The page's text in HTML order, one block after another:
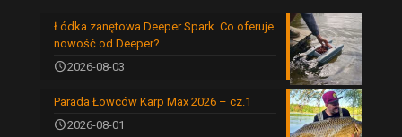
Łódka zanętowa Deeper Spark. Co oferuje
nowość od Deeper?
2026-08-03
Parada Łowców Karp Max 2026 – cz.1
2026-08-01